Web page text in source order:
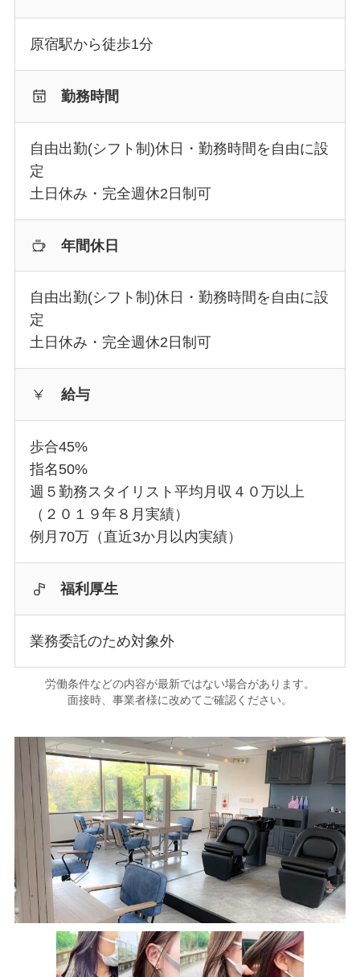
原宿駅から徒歩1分
勤務時間
自由出勤(シフト制)休日・勤務時間を自由に設
定
土日休み・完全週休2日制可
年間休日
自由出勤(シフト制)休日・勤務時間を自由に設
定
土日休み・完全週休2日制可
給与
歩合45%
指名50%
週５勤務スタイリスト平均月収４０万以上
（２０１９年８月実績）
例月70万（直近3か月以内実績）
福利厚生
業務委託のため対象外
労働条件などの内容が最新ではない場合があります。
面接時、事業者様に改めてご確認ください。